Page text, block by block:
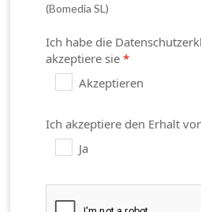
(Bomedia SL)
Ich habe die Datenschutzerklärung gelesen und
akzeptiere sie *
Akzeptieren
Ich akzeptiere den Erhalt
Ja